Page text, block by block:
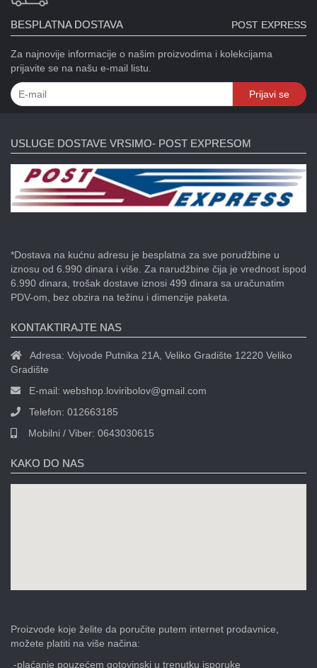
BESPLATNA DOSTAVA POST EXPRESS
Za najnovije informacije o našim proizvodima i kolekcijama
prijavite se na našu e-mail listu.
Prijavi se
USLUGE DOSTAVE VRSIMO- POST EXPRESOM
*Dostava na kućnu adresu je besplatna za sve porudžbine u
iznosu od 6.990 dinara i više. Za narudžbine čija je vrednost ispod
6.990 dinara, trošak dostave iznosi 499 dinara sa uračunatim
PDV-om, bez obzira na težinu i dimenzije paketa.
KONTAKTIRAJTE NAS
Adresa: Vojvode Putnika 21A, Veliko Gradište 12220 Veliko
Gradište
E-mail: webshop.loviribolov@gmail.com
Telefon: 012663185
Mobilni / Viber: 0643030615
KAKO DO NAS
Proizvode koje želite da poručite putem internet prodavnice,
možete platiti na više načina:
-plaćanje pouzećem gotovinski u trenutku isporuke